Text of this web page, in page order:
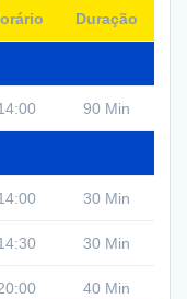
Duração
90 Min
30 Min
30 Min
40 Min